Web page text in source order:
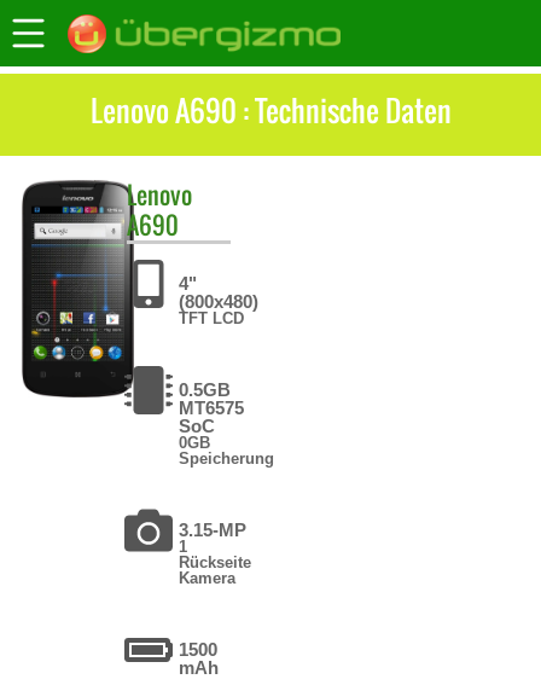
Lenovo A690 : Technische Daten
Lenovo
A690
4"
(800x480)
TFT LCD
0.5GB
MT6575
SoC
0GB
Speicherung
3.15-MP
1
Rückseite
Kamera
1500
mAh